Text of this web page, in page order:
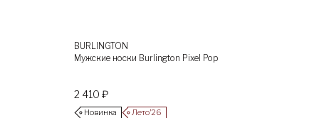
BURLINGTON
Мужские носки Burlington Pixel Pop
2 410 ₽
Новинка Лето’26